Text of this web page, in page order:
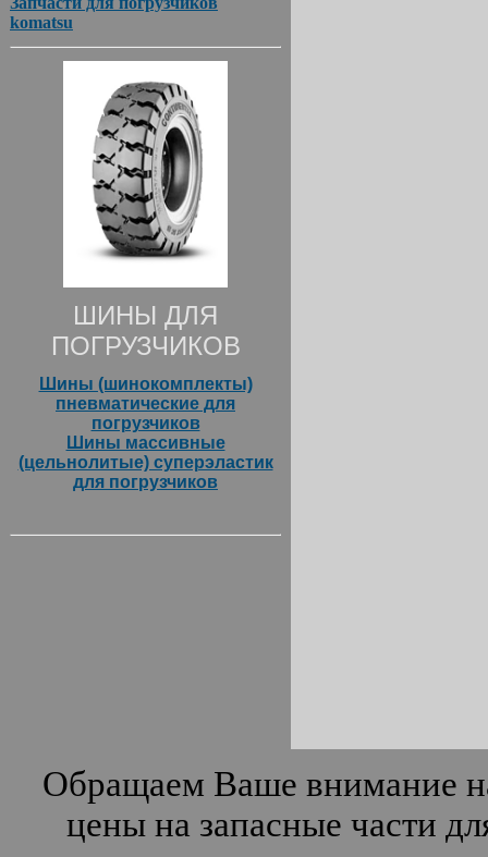
komatsu
ШИНЫ ДЛЯ
ПОГРУЗЧИКОВ
Шины (шинокомплекты)
пневматические для
погрузчиков
Шины массивные
(цельнолитые) суперэластик
для погрузчиков
Обращаем Ваше внимание
цены на запасные части